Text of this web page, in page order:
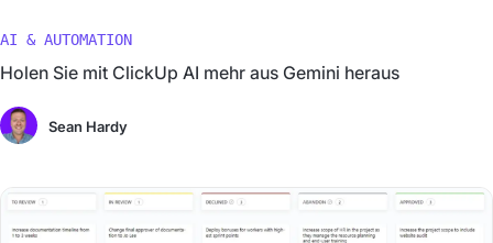
AI & AUTOMATION
Holen Sie mit ClickUp AI mehr aus Gemini heraus
Sean Hardy